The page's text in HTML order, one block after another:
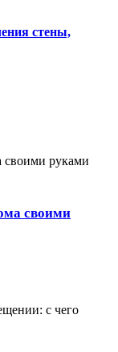
стены,
своими